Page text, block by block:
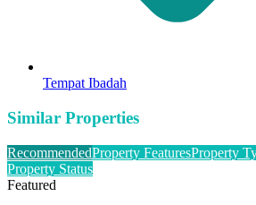
Tempat Ibadah
Similar Properties
RecommendedProperty FeaturesProperty
Property Status
Featured